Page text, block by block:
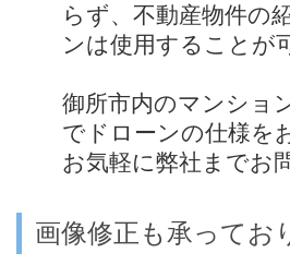
らず、不動産物件の
ンは使用することが
御所市内のマンショ
でドローンの仕様を
お気軽に弊社までお
画像修正も承ってお